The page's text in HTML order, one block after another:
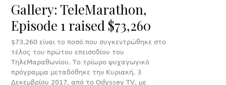
Gallery: TeleMarathon,
Episode 1 raised $73,260
$73,260 είναι το ποσό που συγκεντρώθηκε στο
τέλος του πρώτου επεισοδίου του
ΤηλεΜαραθωνίου. Το τρίωρο ψυχαγωγικό
πρόγραμμα μεταδόθηκε την Κυριακή, 3
Δεκεμβρίου 2017, από το Odyssey TV, με